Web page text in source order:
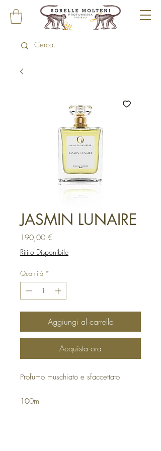
JASMIN LUNAIRE
190,00 €Prezzo
Ritiro Disponibile
Quantità *
Aggiungi al carrello
Acquista ora
Profumo muschiato e sfaccettato
100ml